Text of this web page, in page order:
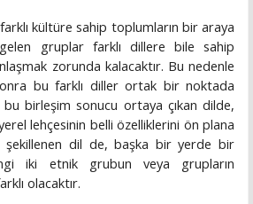
kültüre sahip toplumların bir araya
gruplar farklı dillere bile sahip
zorunda kalacaktır. Bu nedenle
bu farklı diller ortak bir noktada
birleşim sonucu ortaya çıkan dilde,
lehçesinin belli özelliklerini ön plana
şekillenen dil de, başka bir yerde bir
iki etnik grubun veya grupların
olacaktır.